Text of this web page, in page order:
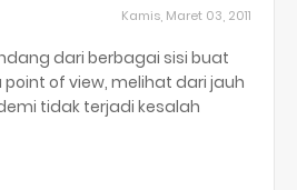
Kamis, Maret 03, 2011
dari berbagai sisi buat
of view, melihat dari jauh
tidak terjadi kesalah